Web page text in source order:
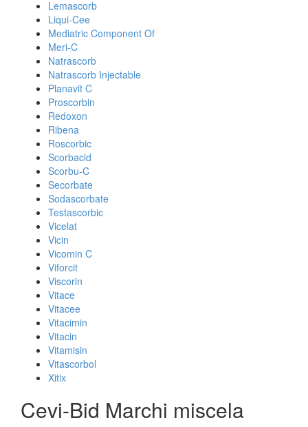
Lemascorb
Liqui-Cee
Mediatric Component Of
Meri-C
Natrascorb
Natrascorb Injectable
Planavit C
Proscorbin
Redoxon
Ribena
Roscorbic
Scorbacid
Scorbu-C
Secorbate
Sodascorbate
Testascorbic
Vicelat
Vicin
Vicomin C
Viforcit
Viscorin
Vitace
Vitacee
Vitacimin
Vitacin
Vitamisin
Vitascorbol
Xitix
Cevi-Bid Marchi miscela